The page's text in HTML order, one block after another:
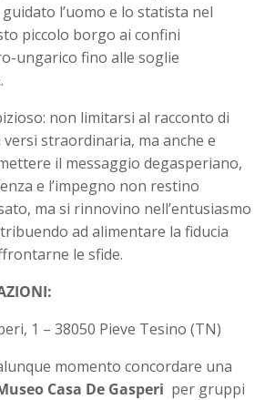
l’uomo e lo statista nel
piccolo borgo ai confini
ungarico fino alle soglie
non limitarsi al racconto di
straordinaria, ma anche e
il messaggio degasperiano,
e l’impegno non restino
ma si rinnovino nell’entusiasmo
ad alimentare la fiducia
le sfide.
1 – 38050 Pieve Tesino (TN)
momento concordare una
Casa De Gasperi per gruppi